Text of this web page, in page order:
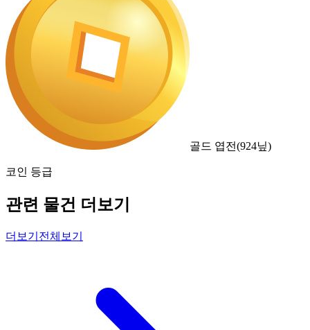
골드 엽전(924닢)
코인 등급
관련 물건 더보기
더보기 전체보기